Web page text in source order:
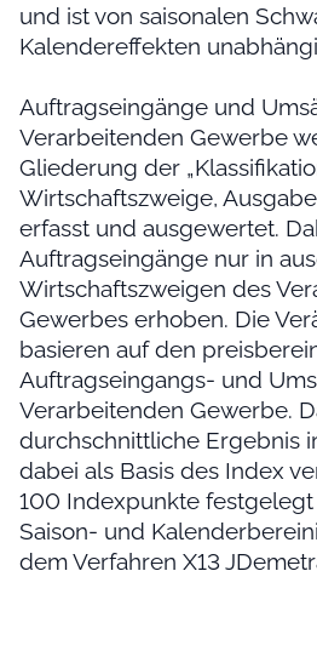
und ist von saisonalen
Kalendereffekten
Auftragseingänge und
Verarbeitenden Gewerbe
Gliederung der
Wirtschaftszweige,
erfasst und ausgewertet.
Auftragseingänge nur in
Wirtschaftszweigen des
Gewerbes erhoben. Die
basieren auf den
Auftragseingangs- und
Verarbeitenden Gewerbe.
durchschnittliche Ergebnis
dabei als Basis des Index
100 Indexpunkte festgelegt
Saison- und
dem Verfahren X13